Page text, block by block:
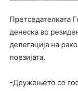
Претседателката
денеска во
делегација на
поезијата.
-Дружењето со